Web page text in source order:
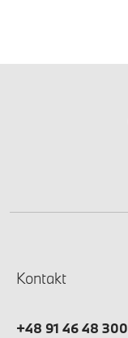
Kontakt
+48 91 46 48 300